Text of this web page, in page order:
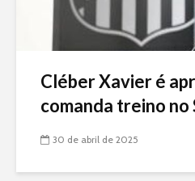
Cléber Xavier é
comanda treino no
30 de abril de 2025